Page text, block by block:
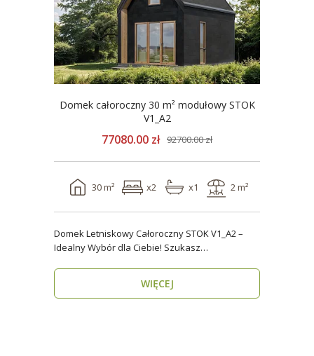
Domek całoroczny 30 m² modułowy STOK
V1_A2
77080.00 zł 92700.00 zł
30 m² x2 x1 2 m²
Domek Letniskowy Całoroczny STOK V1_A2 –
Idealny Wybór dla Ciebie! Szukasz
WIĘCEJ